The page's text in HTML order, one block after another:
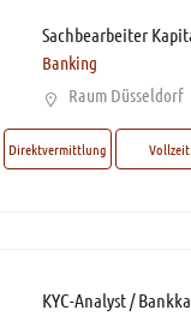
Banking
Raum Düsseldorf
Direktvermittlung Vollzeit